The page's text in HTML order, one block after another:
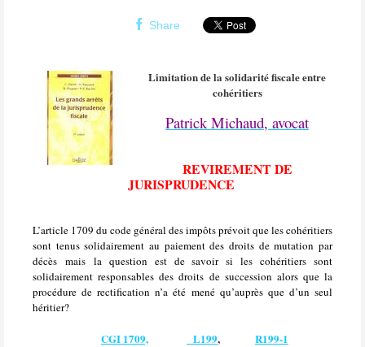
Share
Limitation de la solidarité fiscale entre
cohéritiers
Patrick Michaud, avocat
REVIREMENT DE
JURISPRUDENCE
L’article 1709 du code général des impôts prévoit que les cohéritiers
sont tenus solidairement au paiement des droits de mutation par
décès mais la question est de savoir si les cohéritiers sont
solidairement responsables des droits de succession alors que la
procédure de rectification n’a été mené qu’auprès que d’un seul
héritier?
CGI 1709, L199,
R199-1